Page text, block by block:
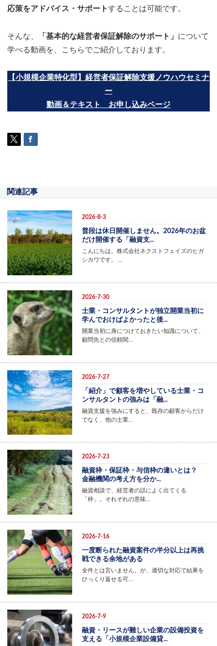
応策をアドバイス・サポートすることは可能です。
そんな、 「基本的な経営者保証解除のサポート」 について
学べる動画を、こちらでご紹介しております。
【小規模企業特化型】経営者保証解除支援ノウハウセミナ
ー
動画＆テキスト お申し込みページ
関連記事
2026-8-3
普段は休日開催しません。2026年のお盆
だけ開催する「融資支...
こんにちは。株式会社ネクストフェイズのヒガ
シカワです。 …
2026-7-30
士業・コンサルタントが独立開業当初に
学んでおけばよかったと後...
開業当初に身につけておきたい知識について、
顧問先との信頼関…
2026-7-27
「紹介」で顧客を増やしている士業・コ
ンサルタントの強みは「融...
融資支援を強みにすると、既存の顧客からだけ
でなく、他の士業…
2026-7-23
融資枠・保証枠・与信枠の違いとは？
金融機関の考え方を分か...
融資相談で、経営者の話によく出てくる
「枠」。それぞれの意味…
2026-7-16
一度断られた融資案件の半分以上は再挑
戦できる余地がある
全件とは言いません。が、適切な対応で結果を
ひっくり返せる可…
2026-7-9
融資・リースが難しい企業の設備投資を
支える「小規模企業設備貸...